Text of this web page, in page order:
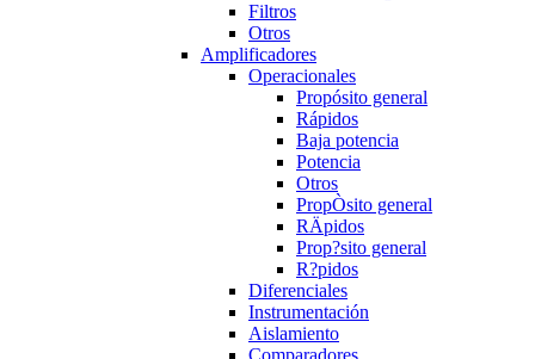
Filtros
Otros
Amplificadores
Operacionales
Propósito general
Rápidos
Baja potencia
Potencia
Otros
PropÒsito general
RÄpidos
Prop?sito general
R?pidos
Diferenciales
Instrumentación
Aislamiento